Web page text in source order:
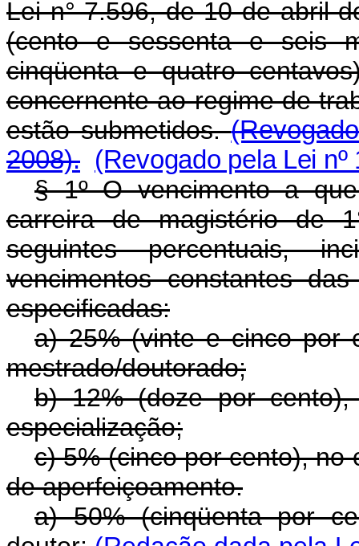
Lei n° 7.596, de 10 de abril
(cento e sessenta e seis
cinqüenta e quatro
concernente ao regime de
estão submetidos.
2008). (Revogado pela Lei nº
§ 1º O vencimento a
carreira de magistério de
seguintes percentuais,
vencimentos constantes
especificadas:
a) 25% (vinte e cinco por
mestrado/doutorado;
b) 12% (doze por
especialização;
c) 5% (cinco por cento), no
de aperfeiçoamento.
a) 50% (cinqüenta por